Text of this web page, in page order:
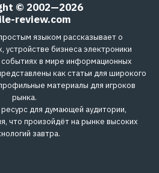
© 2002—2026
review.com
языком рассказывает о
устройстве бизнеса электроники
событиях в мире информационных
как статьи для широкого
материалы для игроков
рынка.
для думающей аудитории,
что произойдёт на рынке высоких
завтра.